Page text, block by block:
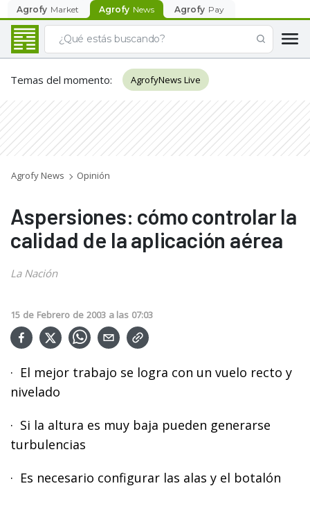
Agrofy Market Agrofy News Agrofy Pay
Temas del momento: AgrofyNews Live
Agrofy News Opinión
Aspersiones: cómo controlar la
calidad de la aplicación aérea
La Nación
15 de Febrero de 2003 a las 07:03
· El mejor trabajo se logra con un vuelo recto y
nivelado
· Si la altura es muy baja pueden generarse
turbulencias
· Es necesario configurar las alas y el botalón